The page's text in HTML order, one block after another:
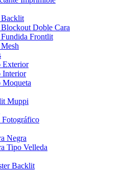
Doble Cara
Frontlit
Exterior
Interior
Moqueta
Muppi
Fotográfico
Negra
Tipo Velleda
Backlit